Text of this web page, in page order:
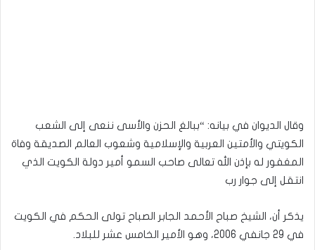
وقال الديوان في بيانه: “ببالغ الحزن والأسى ننعى إلى الشعب
الكويتي والأمتين العربية والإسلامية وشعوب العالم الصديقة وفاة
المغفور له بإذن الله تعالى صاحب السمو أمير دولة الكويت الذي
انتقل إلى جوار رب
يذكر أن، الشيخ صباح الأحمد الجابر الصباح تولى الحكم في الكويت
في 29 جانفي 2006، وهو الأمير الخامس عشر للبلاد.